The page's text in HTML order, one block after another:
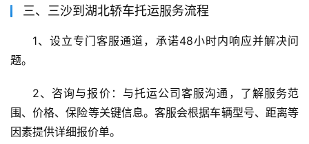
三、三沙到湖北轿车托运服务流程
1、设立专门客服通道，承诺48小时内响应并解决问
题。
2、咨询与报价：与托运公司客服沟通，了解服务范
围、价格、保险等关键信息。客服会根据车辆型号、距离等
因素提供详细报价单。